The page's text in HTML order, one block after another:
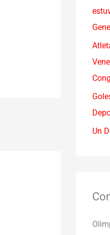
:
Un